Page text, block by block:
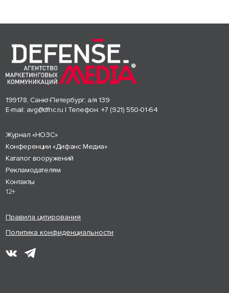
199178, Санкт-Петербург, а/я 139
E-mail: avg@dfnc.ru | Телефон: +7 (921) 550-01-64
Журнал «НОЗС»
Конференции «Дифанс Медиа»
Каталог вооружений
Рекламодателям
Контакты
12+
Правила цитирования
Политика конфиденциальности